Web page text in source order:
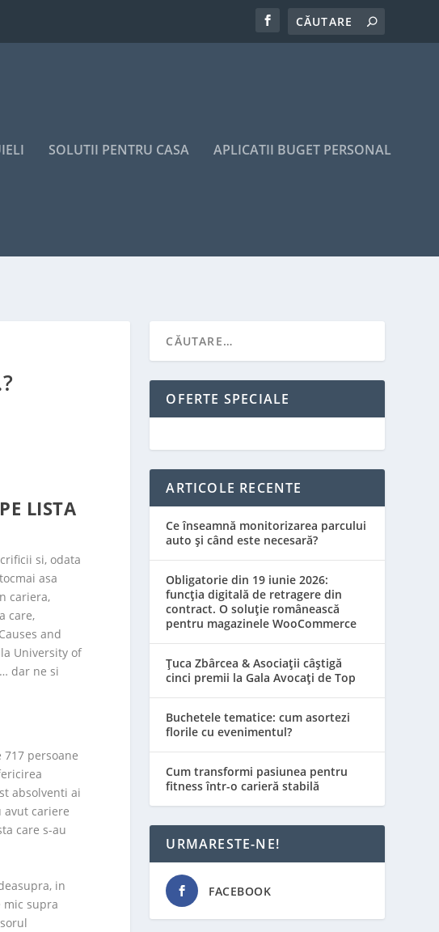
SOLUTII PENTRU CASA APLICATII BUGET PERSONAL
LISTA
si, odata
asa
cariera,
care,
and
University of
dar ne si
persoane
absolventi ai
avut cariere
care s-au
in
mic supra
OFERTE SPECIALE
ARTICOLE RECENTE
Ce înseamnă monitorizarea parcului
auto și când este necesară?
Obligatorie din 19 iunie 2026:
funcția digitală de retragere din
contract. O soluție românească
pentru magazinele WooCommerce
Țuca Zbârcea & Asociații câștigă
cinci premii la Gala Avocați de Top
Buchetele tematice: cum asortezi
florile cu evenimentul?
Cum transformi pasiunea pentru
fitness într-o carieră stabilă
URMARESTE-NE!
FACEBOOK